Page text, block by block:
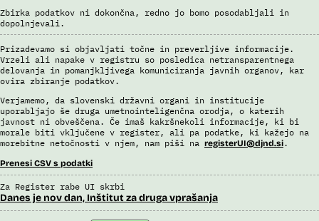
Zbirka podatkov ni dokončna, redno jo bomo posodabljali in
dopolnjevali.
Prizadevamo si objavljati točne in preverljive informacije.
Vrzeli ali napake v registru so posledica netransparentnega
delovanja in pomanjkljivega komuniciranja javnih organov, kar
ovira zbiranje podatkov.
Verjamemo, da slovenski državni organi in institucije
uporabljajo še druga umetnointeligenčna orodja, o katerih
javnost ni obveščena. Če imaš kakršnekoli informacije, ki bi
morale biti vključene v register, ali pa podatke, ki kažejo na
morebitne netočnosti v njem, nam piši na registerUI@djnd.si.
Prenesi CSV s podatki
Za Register rabe UI skrbi
Danes je nov dan, Inštitut za druga vprašanja